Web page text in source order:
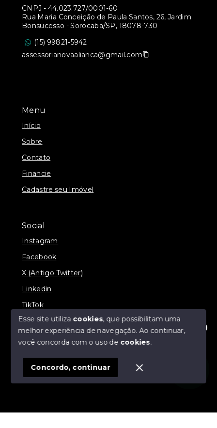
Olá! Estamos disponíveis para te ajudar.
Menu
Início
Sobre
Contato
Financie
Cadastre seu Imóvel
Social
Instagram
Facebook
X (Antigo Twitter)
Linkedin
TikTok
© Copyright 2026 - Nova Aliança Assessoria Imobiliária
SITE PARA IMOBILIARIA
CNPJ - 44.023.727/0001-60
Rua Maria Conceição de Paula Santos, 26, Jardim
Bonsucesso - Sorocaba/SP, 18078-730
(15) 99821-5942
assessorianovaalianca@gmail.com
Esse site utiliza cookies, que possibilitam uma
melhor experiência de navegação.Ao continuar,
você concorda com o uso de cookies.
Concordo, continuar